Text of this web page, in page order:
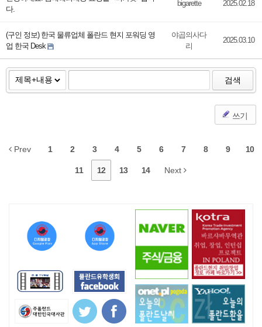
다.
bigarette 2025.02.18
(구인 정보) 한국 물류업체 폴란드 현지 포워딩 영
업 한국 Desk
야곱의사다
리
2025.03.10
검색
쓰기
Prev 1 2 3 4 5 6 7 8 9 10
11 12 13 14 Next